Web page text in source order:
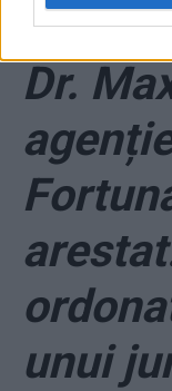
*
Dr.
unui